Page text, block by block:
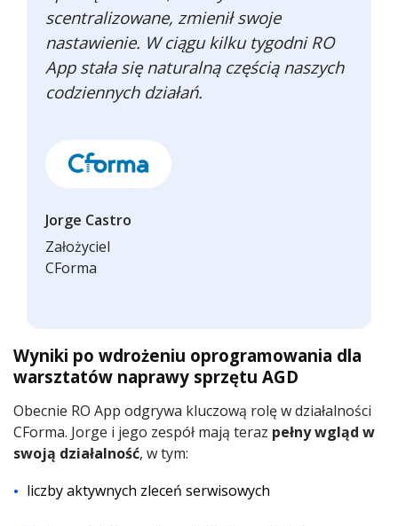
scentralizowane, zmienił swoje
nastawienie. W ciągu kilku tygodni RO
App stała się naturalną częścią naszych
codziennych działań.
Jorge Castro
Założyciel
CForma
Wyniki po wdrożeniu oprogramowania dla
warsztatów naprawy sprzętu AGD
Obecnie RO App odgrywa kluczową rolę w działalności
CForma. Jorge i jego zespół mają teraz pełny wgląd w
swoją działalność, w tym:
liczby aktywnych zleceń serwisowych